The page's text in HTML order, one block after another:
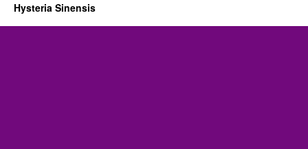
Hysteria Sinensis